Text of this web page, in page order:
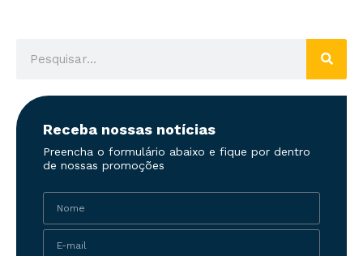
Receba nossas notícias
Preencha o formulário abaixo e fique por dentro
de nossas promoções